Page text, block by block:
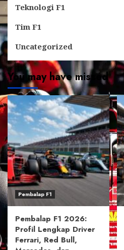
Teknologi F1
Tim F1
Uncategorized
You may have missed
Pembalap F1
Pembalap F1 2026:
Profil Lengkap Driver
Ferrari, Red Bull,